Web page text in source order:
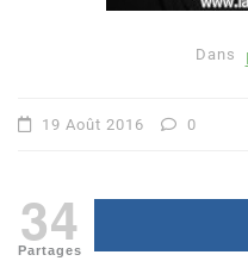
Dans
19 Août 2016 0
34
Partages